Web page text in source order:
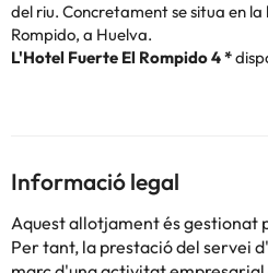
del riu. Concretament se situa en
Rompido, a Huelva.
L'Hotel Fuerte El Rompido 4 *
restaurant, connexió wifi,
assecador. A més, totes elles
t'ho pots perdre!
La platja estarà a tan sols 5 metres
aprofitar la teva estada per fer
Senda de el Riu Pedres a uns 5
Informació legal
Aquest allotjament és gestionat
Per tant, la prestació del servei